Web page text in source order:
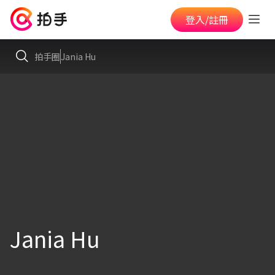
登入/註冊
拍手圈Jania Hu
Jania Hu